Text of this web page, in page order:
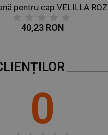
pentru cap VELILLA ROZ
40,23 RON
0